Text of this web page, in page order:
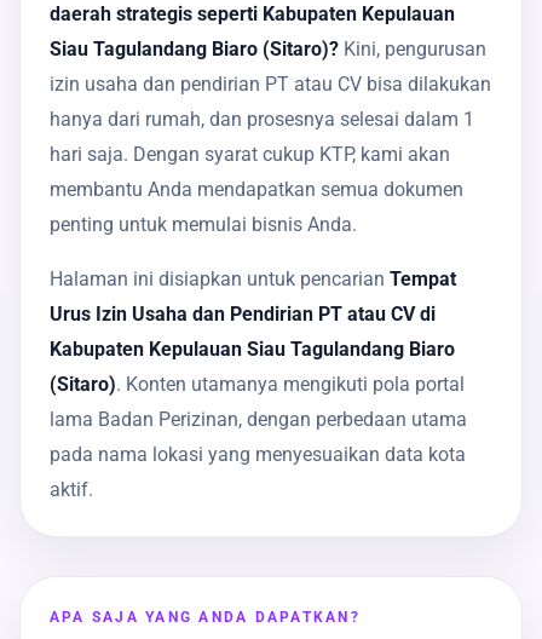
daerah strategis seperti Kabupaten Kepulauan
Siau Tagulandang Biaro (Sitaro)? Kini, pengurusan
izin usaha dan pendirian PT atau CV bisa dilakukan
hanya dari rumah, dan prosesnya selesai dalam 1
hari saja. Dengan syarat cukup KTP, kami akan
membantu Anda mendapatkan semua dokumen
penting untuk memulai bisnis Anda.
Halaman ini disiapkan untuk pencarian Tempat
Urus Izin Usaha dan Pendirian PT atau CV di
Kabupaten Kepulauan Siau Tagulandang Biaro
(Sitaro). Konten utamanya mengikuti pola portal
lama Badan Perizinan, dengan perbedaan utama
pada nama lokasi yang menyesuaikan data kota
aktif.
APA SAJA YANG ANDA DAPATKAN?